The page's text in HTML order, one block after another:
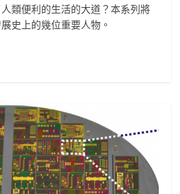
類便利的生活的大道？本系列將
史上的幾位重要人物。